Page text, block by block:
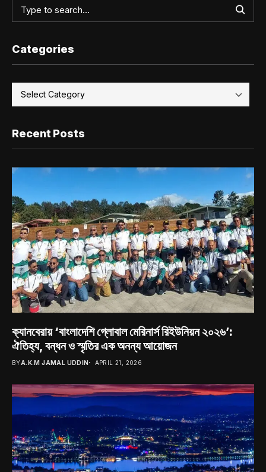
Categories
Recent Posts
ক্যানবেরায় ‘বাংলাদেশি গ্লোবাল মেরিনার্স রিইউনিয়ন ২০২৬’:
ঐতিহ্য, বন্ধন ও স্মৃতির এক অনন্য আয়োজন
BYA.K.M JAMAL UDDIN APRIL 21, 2026